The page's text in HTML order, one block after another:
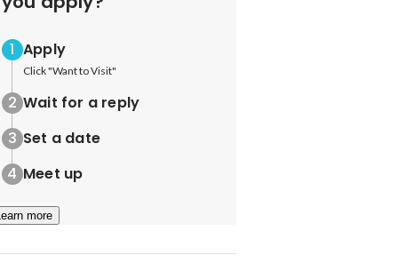
Apply
Click "Want to Visit"
Wait for a reply
Set a date
Meet up
more